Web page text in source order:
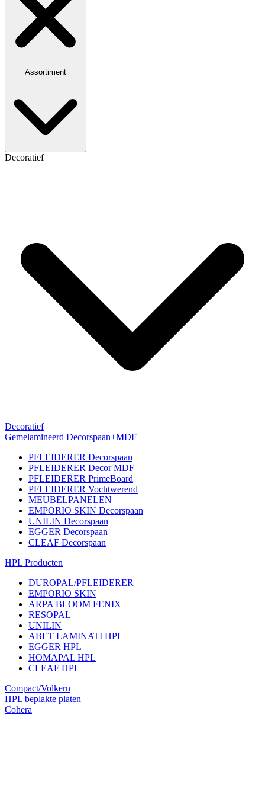
Assortiment
Decoratief
Decoratief
Gemelamineerd Decorspaan+MDF
PFLEIDERER Decorspaan
PFLEIDERER Decor MDF
PFLEIDERER PrimeBoard
PFLEIDERER Vochtwerend
MEUBELPANELEN
EMPORIO SKIN Decorspaan
UNILIN Decorspaan
EGGER Decorspaan
CLEAF Decorspaan
HPL Producten
DUROPAL/PFLEIDERER
EMPORIO SKIN
ARPA BLOOM FENIX
RESOPAL
UNILIN
ABET LAMINATI HPL
EGGER HPL
HOMAPAL HPL
CLEAF HPL
Compact/Volkern
HPL beplakte platen
Cohera